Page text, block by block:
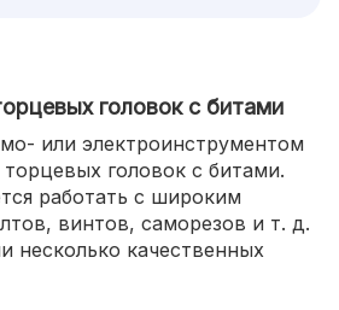
головок с битами
или электроинструментом
головок с битами.
работать с широким
винтов, саморезов и т. д.
несколько качественных